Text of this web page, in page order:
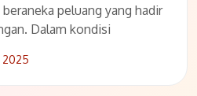
peluang yang hadir
Dalam kondisi
2025